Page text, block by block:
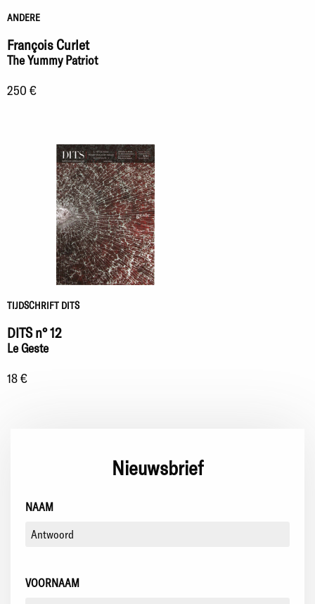
ANDERE
François Curlet
The Yummy Patriot
250 €
TIJDSCHRIFT DITS
DITS n° 12
Le Geste
18 €
Nieuwsbrief
NAAM
VOORNAAM